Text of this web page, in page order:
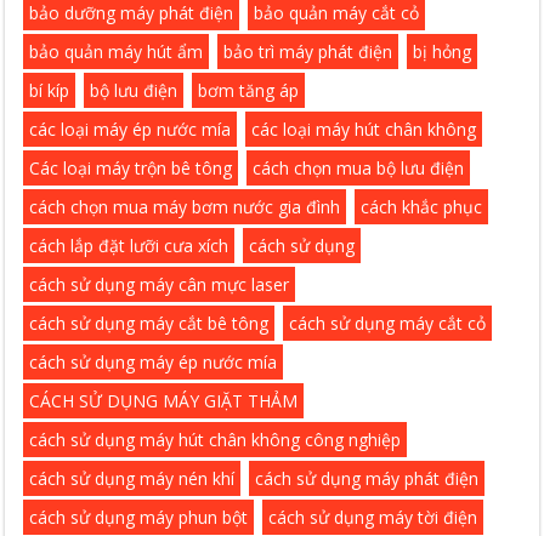
bảo dưỡng máy phát điện
bảo quản máy cắt cỏ
bảo quản máy hút ẩm
bảo trì máy phát điện
bị hỏng
bí kíp
bộ lưu điện
bơm tăng áp
các loại máy ép nước mía
các loại máy hút chân không
Các loại máy trộn bê tông
cách chọn mua bộ lưu điện
cách chọn mua máy bơm nước gia đình
cách khắc phục
cách lắp đặt lưỡi cưa xích
cách sử dụng
cách sử dụng máy cân mực laser
cách sử dụng máy cắt bê tông
cách sử dụng máy cắt cỏ
cách sử dụng máy ép nước mía
CÁCH SỬ DỤNG MÁY GIẶT THẢM
cách sử dụng máy hút chân không công nghiệp
cách sử dụng máy nén khí
cách sử dụng máy phát điện
cách sử dụng máy phun bột
cách sử dụng máy tời điện